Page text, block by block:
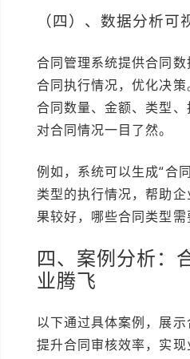
（四）、数据分析可
合同管理系统提供合同
合同执行情况，优化决
合同数量、金额、类型
对合同情况一目了然。
例如，系统可以生成“合
类型的执行情况，帮助
果较好，哪些合同类型需
四、案例分析：
业腾飞
以下通过具体案例，展
提升合同审核效率，实现